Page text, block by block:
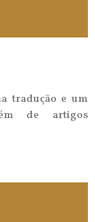
tradução e um
de artigos